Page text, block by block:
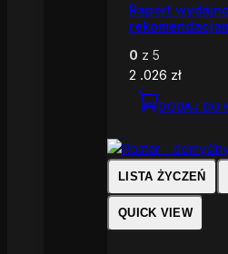
Raport
0 z 5
2 .026 zł
DODAJ DO
LISTA ŻYCZEŃ
QUICK VIEW